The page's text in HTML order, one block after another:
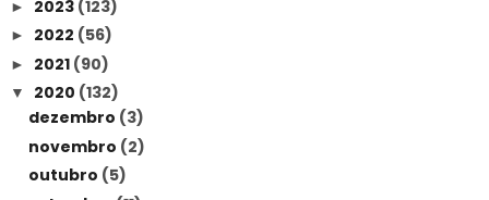
► 2023 (123)
► 2022 (56)
► 2021 (90)
▼ 2020 (132)
dezembro (3)
novembro (2)
outubro (5)